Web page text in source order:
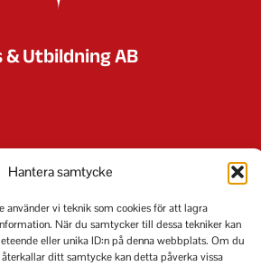
Hantera samtycke
använder vi teknik som cookies för att lagra
När du samtycker till dessa tekniker kan
eller unika ID:n på denna webbplats. Om du
ditt samtycke kan detta påverka vissa
& Utbildning AB